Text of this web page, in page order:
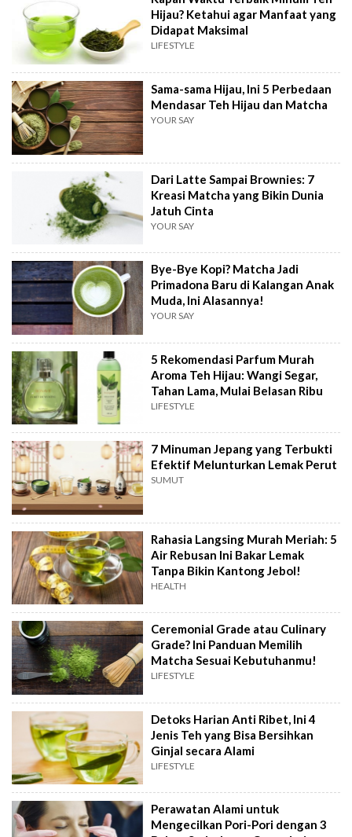
Hijau? Ketahui agar Manfaat yang
Didapat Maksimal
LIFESTYLE
Sama-sama Hijau, Ini 5 Perbedaan
Mendasar Teh Hijau dan Matcha
YOUR SAY
Dari Latte Sampai Brownies: 7
Kreasi Matcha yang Bikin Dunia
Jatuh Cinta
YOUR SAY
Bye-Bye Kopi? Matcha Jadi
Primadona Baru di Kalangan Anak
Muda, Ini Alasannya!
YOUR SAY
5 Rekomendasi Parfum Murah
Aroma Teh Hijau: Wangi Segar,
Tahan Lama, Mulai Belasan Ribu
LIFESTYLE
7 Minuman Jepang yang Terbukti
Efektif Melunturkan Lemak Perut
SUMUT
Rahasia Langsing Murah Meriah: 5
Air Rebusan Ini Bakar Lemak
Tanpa Bikin Kantong Jebol!
HEALTH
Ceremonial Grade atau Culinary
Grade? Ini Panduan Memilih
Matcha Sesuai Kebutuhanmu!
LIFESTYLE
Detoks Harian Anti Ribet, Ini 4
Jenis Teh yang Bisa Bersihkan
Ginjal secara Alami
LIFESTYLE
Perawatan Alami untuk
Mengecilkan Pori-Pori dengan 3